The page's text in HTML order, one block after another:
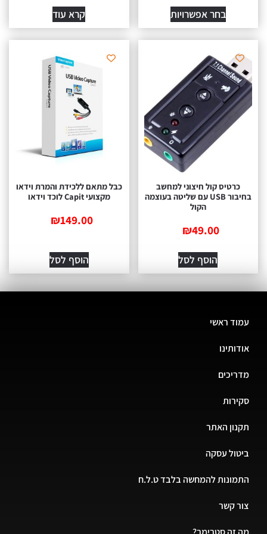
בחר אפשרויות קרא עוד
כרטיס קול חיצוני למחשב
בחיבור USB עם שליטה בעוצמה
₪49.00
הוסף לסל
כבל מתאם ללכידת והמרת וידאו
₪149.00
הוסף לסל
ראשי
האתר
עסקה
להמחשה בלבד ט.ל.ח
קשר